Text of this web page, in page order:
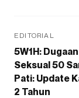
EDITORIAL
5W1H:
Seksual 50
Pati: Update
2 Tahun